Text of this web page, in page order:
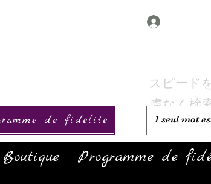
de fidélité
Boutique Programme de
スピード
慮なく検
庫がある
て